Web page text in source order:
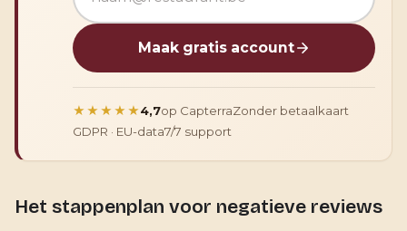
Maak gratis account
★★★★★4,7op CapterraZonder betaalkaart
GDPR · EU-data7/7 support
Het stappenplan voor negatieve reviews